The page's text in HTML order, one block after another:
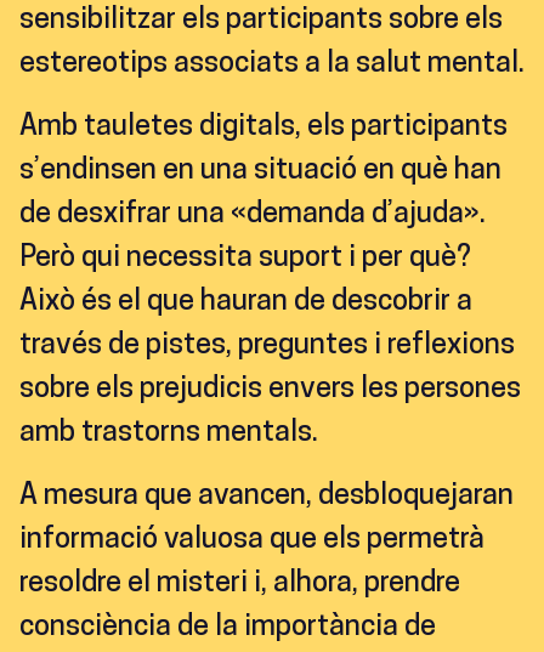
sensibilitzar els participants sobre els
estereotips associats a la salut mental.
Amb tauletes digitals, els participants
s’endinsen en una situació en què han
de desxifrar una «demanda d’ajuda».
Però qui necessita suport i per què?
Això és el que hauran de descobrir a
través de pistes, preguntes i reflexions
sobre els prejudicis envers les persones
amb trastorns mentals.
A mesura que avancen, desbloquejaran
informació valuosa que els permetrà
resoldre el misteri i, alhora, prendre
consciència de la importància de